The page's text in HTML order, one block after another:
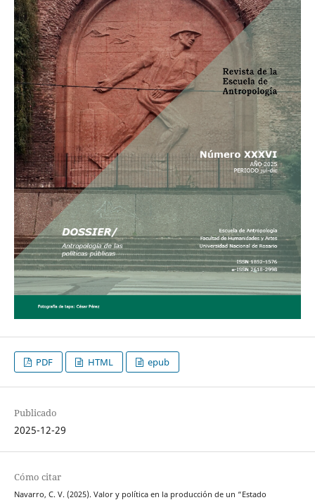
PDF HTML epub
Publicado
2025-12-29
Cómo citar
Navarro, C. V. (2025). Valor y política en la producción de un “Estado